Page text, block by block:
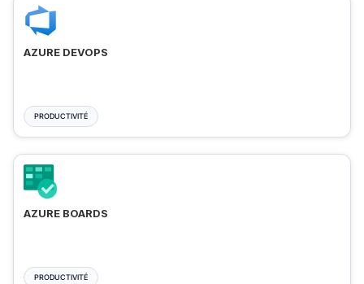
AZURE DEVOPS
PRODUCTIVITÉ
AZURE BOARDS
PRODUCTIVITÉ